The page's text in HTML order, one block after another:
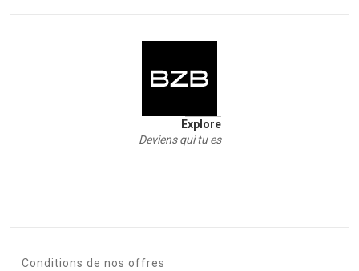
Explore
Deviens qui tu es
Conditions de nos offres